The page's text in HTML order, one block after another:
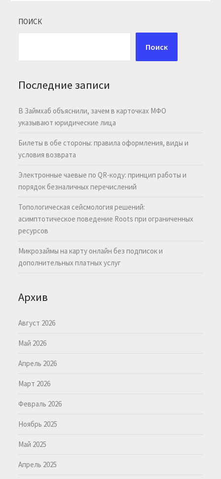
ПОИСК
Поиск
Последние записи
В Займхаб объяснили, зачем в карточках МФО
указывают юридические лица
Билеты в обе стороны: правила оформления, виды и
условия возврата
Электронные чаевые по QR-коду: принцип работы и
порядок безналичных перечислений
Топологическая сейсмология решений:
асимптотическое поведение Roots при ограниченных
ресурсов
Микрозаймы на карту онлайн без подписок и
дополнительных платных услуг
Архив
Август 2026
Май 2026
Апрель 2026
Март 2026
Февраль 2026
Ноябрь 2025
Май 2025
Апрель 2025